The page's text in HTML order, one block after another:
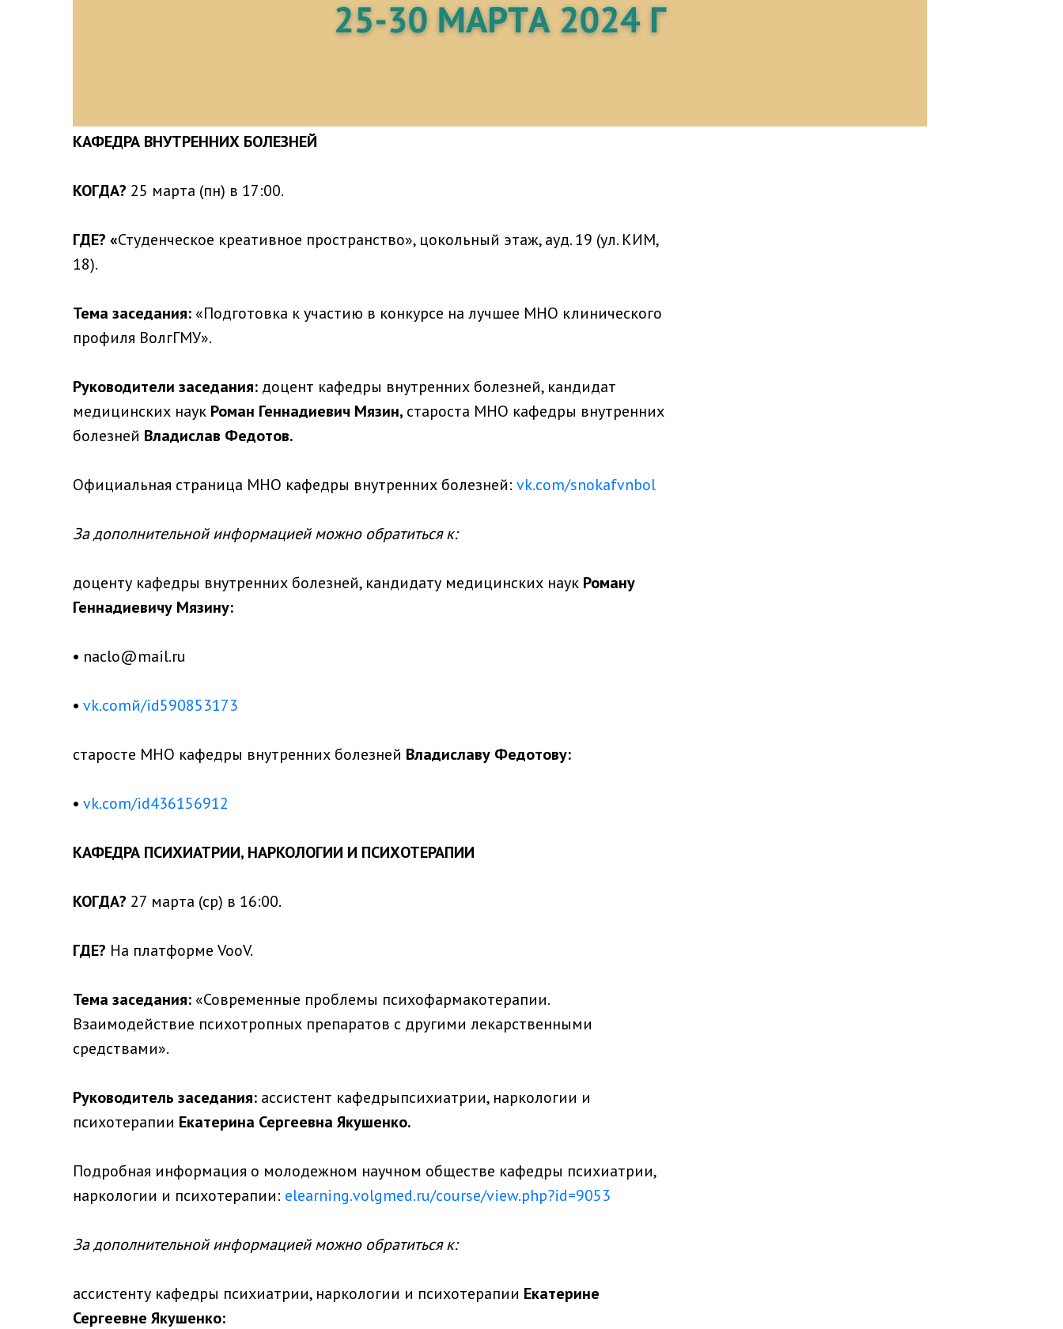
КАФЕДРА ВНУТРЕННИХ БОЛЕЗНЕЙ
КОГДА? 25 марта (пн) в 17:00.
ГДЕ? «Студенческое креативное пространство», цокольный этаж, ауд. 19 (ул. КИМ,
18).
Тема заседания: «Подготовка к участию в конкурсе на лучшее МНО клинического
профиля ВолгГМУ».
Руководители заседания: доцент кафедры внутренних болезней, кандидат
медицинских наук Роман Геннадиевич Мязин, староста МНО кафедры внутренних
болезней Владислав Федотов.
Официальная страница МНО кафедры внутренних болезней: vk.com/snokafvnbol
За дополнительной информацией можно обратиться к:
доценту кафедры внутренних болезней, кандидату медицинских наук Роману
Геннадиевичу Мязину:
• naclo@mail.ru
• vk.comй/id590853173
старосте МНО кафедры внутренних болезней Владиславу Федотову:
• vk.com/id436156912
КАФЕДРА ПСИХИАТРИИ, НАРКОЛОГИИ И ПСИХОТЕРАПИИ
КОГДА? 27 марта (ср) в 16:00.
ГДЕ? На платформе VooV.
Тема заседания: «Современные проблемы психофармакотерапии.
Взаимодействие психотропных препаратов с другими лекарственными
средствами».
Руководитель заседания: ассистент кафедрыпсихиатрии, наркологии и
психотерапии Екатерина Сергеевна Якушенко.
Подробная информация о молодежном научном обществе кафедры психиатрии,
наркологии и психотерапии: elearning.volgmed.ru/course/view.php?id=9053
За дополнительной информацией можно обратиться к:
ассистенту кафедры психиатрии, наркологии и психотерапии Екатерине
Сергеевне Якушенко: